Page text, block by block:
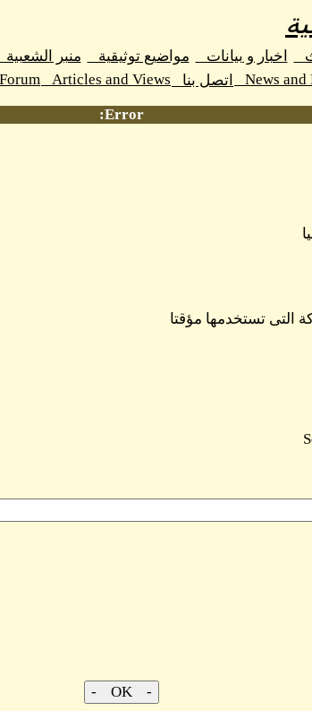
اخبار و بيانات مواضيع توثيقية منبر الشعبية
News and
اتصل بنا Articles and Views
Error:
التى تستخدمها مؤقتا